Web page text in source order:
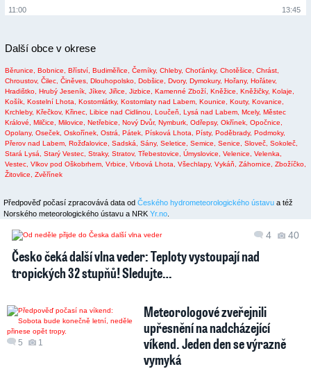
13:45
11:00
Další obce v okrese
Běrunice, Bobnice, Bříství, Budiměřice, Černíky, Chleby, Choťánky, Chotěšice,
Chrást,
Chroustov, Čilec, Činěves, Dlouhopolsko, Dobšice, Dvory, Dymokury, Hořany, Hořátev,
Hradištko, Hrubý Jeseník, Jíkev, Jiřice, Jizbice, Kamenné Zboží, Kněžice, Kněžičky, Kolaje,
Košík, Kostelní Lhota, Kostomlátky, Kostomlaty nad Labem, Kounice, Kouty, Kovanice,
Krchleby, Křečkov, Křinec, Libice nad Cidlinou, Loučeň, Lysá nad Labem, Mcely, Městec
Králové,
Milčice, Milovice, Netřebice, Nový Dvůr, Nymburk, Odřepsy, Okřínek, Opočnice,
Opolany, Oseček, Oskořínek, Ostrá, Pátek, Písková Lhota, Písty, Poděbrady, Podmoky,
Přerov nad Labem, Rožďalovice, Sadská, Sány, Seletice, Semice, Senice, Sloveč, Sokoleč,
Stará Lysá,
Starý Vestec, Straky, Stratov, Třebestovice, Úmyslovice, Velenice,
Velenka,
Vestec, Vlkov pod Oškobrhem, Vrbice, Vrbová Lhota, Všechlapy, Vykáň, Záhornice,
Zbožíčko,
Žitovlice,
Zvěřínek
Předpověď počasí zpracovává data od Českého hydrometeorologického ústavu a též
Norského meteorologického ústavu a NRK Yr.no
4 40
Česko čeká další vlna veder: Teploty vystoupají nad
tropických 32 stupňů! Sledujte…
5 1
Meteorologové zveřejnili
upřesnění na nadcházející
víkend. Jeden den se výrazně
vymyká